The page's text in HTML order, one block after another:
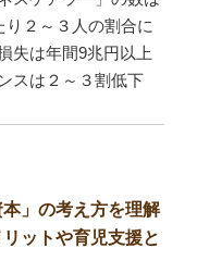
り２～３人の割合に
失は年間9兆円以上
スは２～３割低下
」の考え方を理解
ットや育児支援と